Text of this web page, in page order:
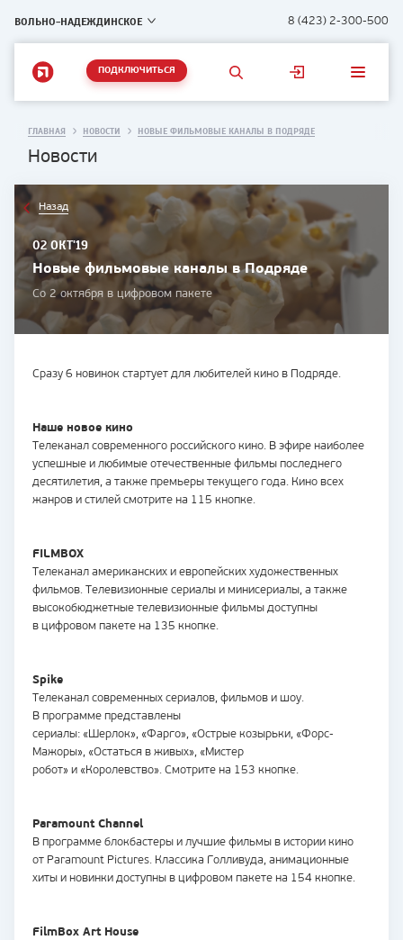
ВОЛЬНО-НАДЕЖДИНСКОЕ 8 (423) 2-300-500
ПОДКЛЮЧИТЬСЯ
ГЛАВНАЯ НОВОСТИ НОВЫЕ ФИЛЬМОВЫЕ КАНАЛЫ В ПОДРЯДЕ
Новости
Назад
02 ОКТ'19
Новые фильмовые каналы в Подряде
Со 2 октября в цифровом пакете
Сразу 6 новинок стартует для любителей кино в Подряде.
Наше новое кино
Телеканал современного российского кино. В эфире наиболее
успешные и любимые отечественные фильмы последнего
десятилетия, а также премьеры текущего года. Кино всех
жанров и стилей смотрите на 115 кнопке.
FILMBOX
Телеканал американских и европейских художественных
фильмов. Телевизионные сериалы и минисериалы, а также
высокобюджетные телевизионные фильмы доступны
в цифровом пакете на 135 кнопке.
Spike
Телеканал современных сериалов, фильмов и шоу.
В программе представлены
сериалы: «Шерлок», «Фарго», «Острые козырьки, «Форс-
Мажоры», «Остаться в живых», «Мистер
робот» и «Королевство». Смотрите на 153 кнопке.
Paramount Channel
В программе блокбастеры и лучшие фильмы в истории кино
от Paramount Pictures. Классика Голливуда, анимационные
хиты и новинки доступны в цифровом пакете на 154 кнопке.
FilmBox Art House